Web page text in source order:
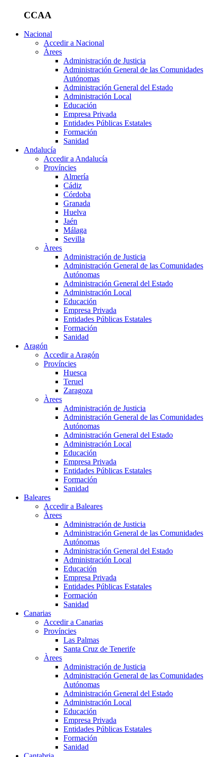
CCAA
Nacional
Accedir a Nacional
Àrees
Administración de Justicia
Administración General de las Comunidades
Autónomas
Administración General del Estado
Administración Local
Educación
Empresa Privada
Entidades Públicas Estatales
Formación
Sanidad
Andalucía
Accedir a Andalucía
Províncies
Almería
Cádiz
Córdoba
Granada
Huelva
Jaén
Málaga
Sevilla
Àrees
Administración de Justicia
Administración General de las Comunidades
Autónomas
Administración General del Estado
Administración Local
Educación
Empresa Privada
Entidades Públicas Estatales
Formación
Sanidad
Aragón
Accedir a Aragón
Províncies
Huesca
Teruel
Zaragoza
Àrees
Administración de Justicia
Administración General de las Comunidades
Autónomas
Administración General del Estado
Administración Local
Educación
Empresa Privada
Entidades Públicas Estatales
Formación
Sanidad
Baleares
Accedir a Baleares
Àrees
Administración de Justicia
Administración General de las Comunidades
Autónomas
Administración General del Estado
Administración Local
Educación
Empresa Privada
Entidades Públicas Estatales
Formación
Sanidad
Canarias
Accedir a Canarias
Províncies
Las Palmas
Santa Cruz de Tenerife
Àrees
Administración de Justicia
Administración General de las Comunidades
Autónomas
Administración General del Estado
Administración Local
Educación
Empresa Privada
Entidades Públicas Estatales
Formación
Sanidad